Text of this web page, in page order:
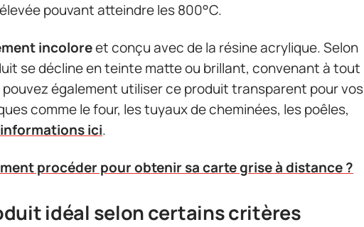
pouvant atteindre les 800°C.
incoloreet conçu avec de la résine acrylique. Selon
se décline en teinte matte ou brillant, convenant à tout
pouvez également utiliser ce produit transparent pour vos
comme le four, les tuyaux de cheminées, les poêles,
ici.
procéder pour obtenir sa carte grise à distance ?
idéal selon certains critères